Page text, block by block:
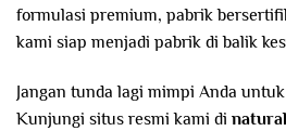
formulasi premium, pabrik
kami siap menjadi pabrik di balik
Jangan tunda lagi mimpi Anda
Kunjungi situs resmi kami di